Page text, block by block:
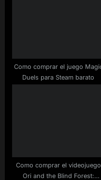
Como comprar el juego Magic
Duels para Steam barato
Como comprar el videojuego
Ori and the Blind Forest: